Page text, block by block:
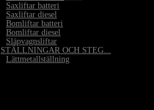
Saxliftar batteri
Saxliftar diesel
Bomliftar batteri
Bomliftar diesel
Släpvagnsliftar
STÄLLNINGAR OCH STEG...
Lättmetallställning